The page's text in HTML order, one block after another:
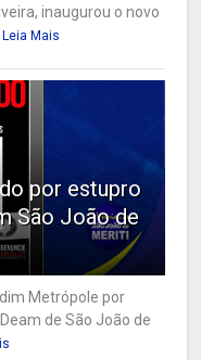
inaugurou o novo
Leia Mais
por estupro
São João de
Metrópole por
de São João de